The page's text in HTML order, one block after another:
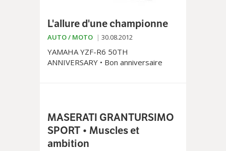
L'allure d'une championne
AUTO / MOTO 30.08.2012
YAMAHA YZF-R6 50TH
ANNIVERSARY • Bon anniversaire
MASERATI GRANTURSIMO
SPORT • Muscles et
ambition